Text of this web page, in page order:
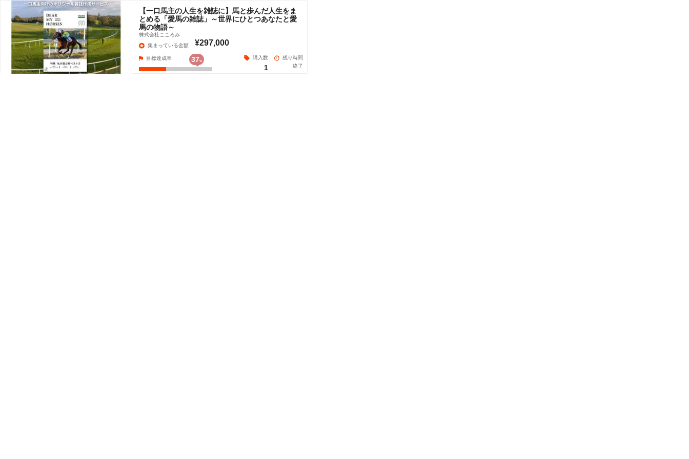
【一口馬主の人生を雑誌に】馬と歩んだ人生をま
とめる「愛馬の雑誌」～世界にひとつあなたと愛
馬の物語～
株式会社こころみ
集まっている金額
¥297,000
目標達成率 37%
購入数
1
残り時間
終了